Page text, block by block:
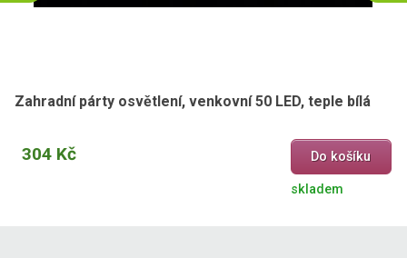
Zahradní párty osvětlení, venkovní 50 LED, teple bílá
304 Kč Do košíku
skladem